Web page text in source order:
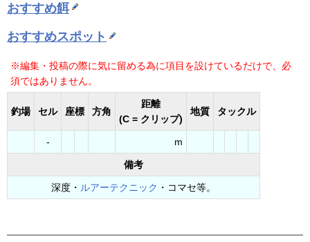
おすすめ餌
おすすめスポット
※編集・投稿の際に気に留める為に項目を設けているだけで、必
須ではありません。
釣場 セル 座標 方角
距離
(C = クリップ)
地質 タックル
- m
備考
深度・ ルアーテクニック ・コマセ等。